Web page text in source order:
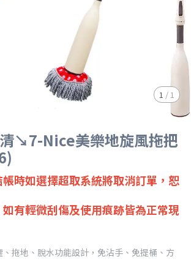
1 / 1
↘7-Nice美樂地旋風拖把
時如選擇超取系統將取消訂單，恕
有輕微刮傷及使用痕跡皆為正常現
拖地、脫水功能設計，免沾手、免提桶、方